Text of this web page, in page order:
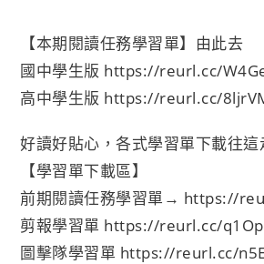
【本期閱讀任務學習單】由此去
國中學生版 https://reurl.cc/
高中學生版 https://reurl.cc/
好讀好貼心，各式學習單下載往這
【學習單下載區】
前期閱讀任務學習單→ https://
剪報學習單 https://reurl.cc/
圖擊隊學習單 https://reurl.cc/